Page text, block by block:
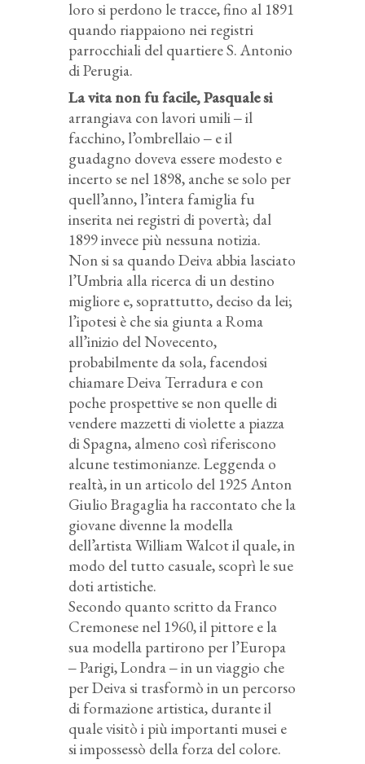
loro si perdono le tracce, fino al 1891
quando riappaiono nei registri
parrocchiali del quartiere S. Antonio
di Perugia.
La vita non fu facile, Pasquale si
arrangiava con lavori umili ‒ il
facchino, l’ombrellaio ‒ e il
guadagno doveva essere modesto e
incerto se nel 1898, anche se solo per
quell’anno, l’intera famiglia fu
inserita nei registri di povertà; dal
1899 invece più nessuna notizia.
Non si sa quando Deiva abbia lasciato
l’Umbria alla ricerca di un destino
migliore e, soprattutto, deciso da lei;
l’ipotesi è che sia giunta a Roma
all’inizio del Novecento,
probabilmente da sola, facendosi
chiamare Deiva Terradura e con
poche prospettive se non quelle di
vendere mazzetti di violette a piazza
di Spagna, almeno così riferiscono
alcune testimonianze. Leggenda o
realtà, in un articolo del 1925 Anton
Giulio Bragaglia ha raccontato che la
giovane divenne la modella
dell’artista William Walcot il quale, in
modo del tutto casuale, scoprì le sue
doti artistiche.
Secondo quanto scritto da Franco
Cremonese nel 1960, il pittore e la
sua modella partirono per l’Europa
‒ Parigi, Londra ‒ in un viaggio che
per Deiva si trasformò in un percorso
di formazione artistica, durante il
quale visitò i più importanti musei e
si impossessò della forza del colore.